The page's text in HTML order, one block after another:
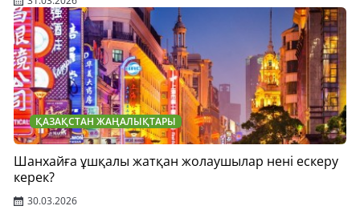
ҚАЗАҚСТАН ЖАҢАЛЫҚТАРЫ
Шанхайға ұшқалы жатқан жолаушылар нені ескеру
керек?
30.03.2026